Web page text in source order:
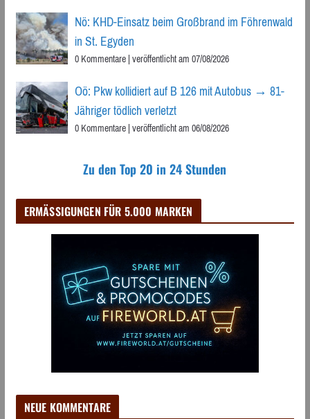
Nö: KHD-Einsatz beim Großbrand im Föhrenwald
in St. Egyden
0 Kommentare|veröffentlicht am 07/08/2026
Oö: Pkw kollidiert auf B 126 mit Autobus → 81-
Jähriger tödlich verletzt
0 Kommentare|veröffentlicht am 06/08/2026
Zu den Top 20 in 24 Stunden
ERMÄSSIGUNGEN FÜR 5.000 MARKEN
NEUE KOMMENTARE